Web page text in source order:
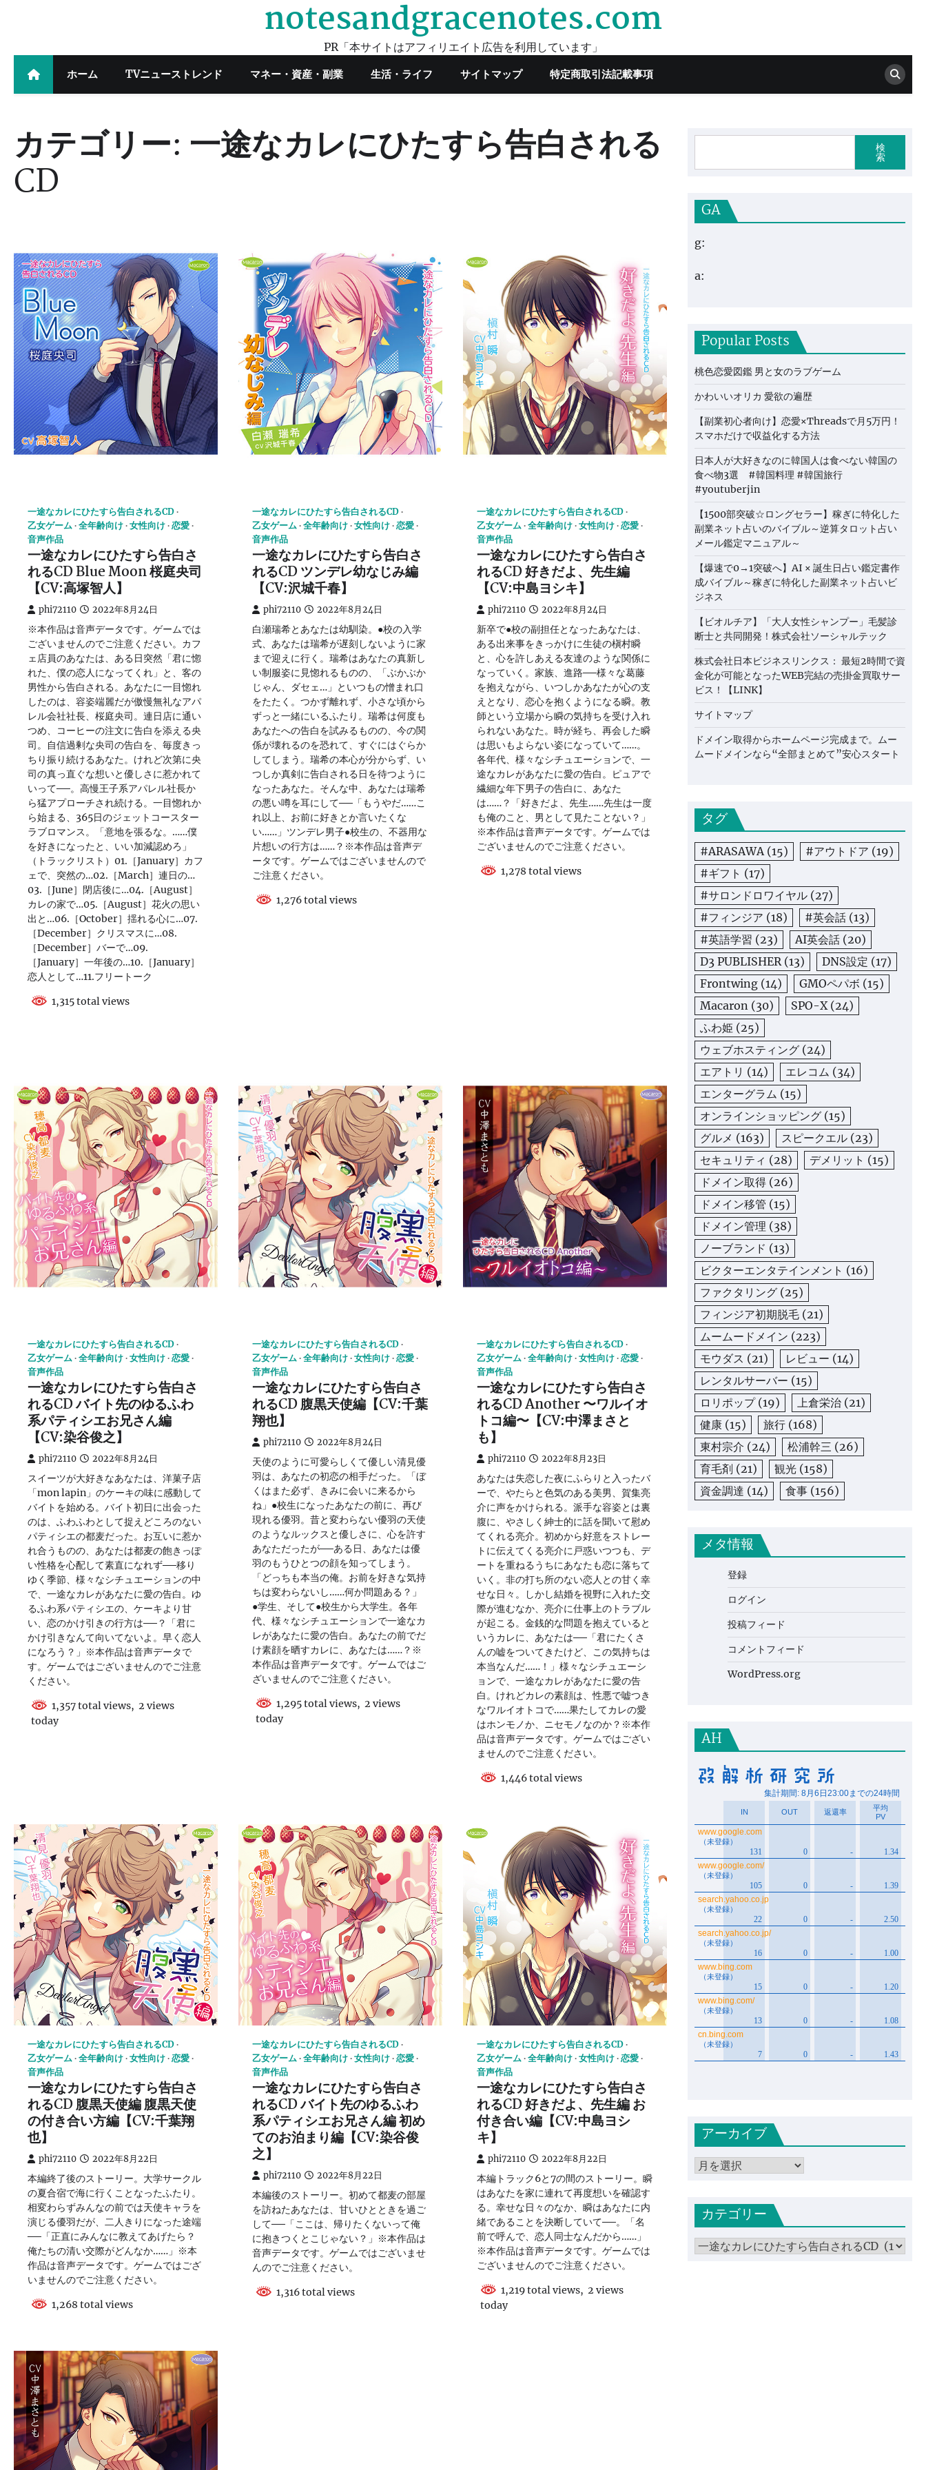
notesandgracenotes.com
PR「本サイトはアフィリエイト広告を利用しています」
ホーム TVニューストレンド マネー・資産・副業 生活・ライフ サイトマップ 特定商取引法記載事項
カテゴリー: 一途なカレにひたすら告白される
CD
一途なカレにひたすら告白されるCD
乙女ゲーム 全年齢向け 女性向け 恋愛
音声作品
一途なカレにひたすら告白さ
れるCD Blue Moon 桜庭央司
【CV:高塚智人】
phi72110 2022年8月24日
※本作品は音声データです。ゲームでは
ございませんのでご注意ください。カフ
ェ店員のあなたは、ある日突然「君に惚
れた、僕の恋人になってくれ」と、客の
男性から告白される。あなたに一目惚れ
したのは、容姿端麗だが傲慢無礼なアパ
レル会社社長、桜庭央司。連日店に通い
つめ、コーヒーの注文に告白を添える央
司。自信過剰な央司の告白を、毎度きっ
ちり振り続けるあなた。けれど次第に央
司の真っ直ぐな想いと優しさに惹かれて
いって──。高慢王子系アパレル社長か
ら猛アプローチされ続ける。一目惚れか
ら始まる、365日のジェットコースター
ラブロマンス。「意地を張るな。……僕
を好きになったと、いい加減認めろ」
（トラックリスト）01.［January］カフ
ェで、突然の…02.［March］連日の…
03.［June］閉店後に…04.［August］
カレの家で…05.［August］花火の思い
出と…06.［October］揺れる心に…07.
［December］クリスマスに…08.
［December］バーで…09.
［January］一年後の…10.［January］
恋人として…11.フリートーク
1,315 total views
一途なカレにひたすら告白されるCD
乙女ゲーム 全年齢向け 女性向け 恋愛
音声作品
一途なカレにひたすら告白さ
れるCD ツンデレ幼なじみ編
【CV:沢城千春】
phi72110 2022年8月24日
白瀬瑞希とあなたは幼馴染。●校の入学
式、あなたは瑞希が遅刻しないように家
まで迎えに行く。瑞希はあなたの真新し
い制服姿に見惚れるものの、「ぶかぶか
じゃん、ダセェ…」といつもの憎まれ口
をたたく。つかず離れず、小さな頃から
ずっと一緒にいるふたり。瑞希は何度も
あなたへの告白を試みるものの、今の関
係が壊れるのを恐れて、すぐにはぐらか
してしまう。瑞希の本心が分からず、い
つしか真剣に告白される日を待つように
なったあなた。そんな中、あなたは瑞希
の悪い噂を耳にして──「もうやだ……こ
れ以上、お前に好きとか言いたくな
い……」ツンデレ男子●校生の、不器用な
片想いの行方は……？※本作品は音声デ
ータです。ゲームではございませんので
ご注意ください。
1,276 total views
一途なカレにひたすら告白されるCD
乙女ゲーム 全年齢向け 女性向け 恋愛
音声作品
一途なカレにひたすら告白さ
れるCD 好きだよ、先生編
【CV:中島ヨシキ】
phi72110 2022年8月24日
新卒で●校の副担任となったあなたは、
ある出来事をきっかけに生徒の槇村瞬
と、心を許しあえる友達のような関係に
なっていく。家族、進路──様々な葛藤
を抱えながら、いつしかあなたが心の支
えとなり、恋心を抱くようになる瞬。教
師という立場から瞬の気持ちを受け入れ
られないあなた。時が経ち、再会した瞬
は思いもよらない姿になっていて……。
各年代、様々なシチュエーションで、一
途なカレがあなたに愛の告白。ピュアで
繊細な年下男子の告白に、あなた
は……？「好きだよ、先生……先生は一度
も俺のこと、男として見たことない？」
※本作品は音声データです。ゲームでは
ございませんのでご注意ください。
1,278 total views
一途なカレにひたすら告白されるCD
乙女ゲーム 全年齢向け 女性向け 恋愛
音声作品
一途なカレにひたすら告白さ
れるCD バイト先のゆるふわ
系パティシエお兄さん編
【CV:染谷俊之】
phi72110 2022年8月24日
スイーツが大好きなあなたは、洋菓子店
「mon lapin」のケーキの味に感動して
バイトを始める。バイト初日に出会った
のは、ふわふわとして捉えどころのない
パティシエの都麦だった。お互いに惹か
れ合うものの、あなたは都麦の飽きっぽ
い性格を心配して素直になれず──移り
ゆく季節、様々なシチュエーションの中
で、一途なカレがあなたに愛の告白。ゆ
るふわ系パティシエの、ケーキより甘
い、恋のかけ引きの行方は──？「君に
かけ引きなんて向いてないよ。早く恋人
になろう？」※本作品は音声データで
す。ゲームではございませんのでご注意
ください。
1,357 total views, 2 views
today
一途なカレにひたすら告白されるCD
乙女ゲーム 全年齢向け 女性向け 恋愛
音声作品
一途なカレにひたすら告白さ
れるCD 腹黒天使編【CV:千葉
翔也】
phi72110 2022年8月24日
天使のように可愛らしくて優しい清見優
羽は、あなたの初恋の相手だった。「ぼ
くはまた必ず、きみに会いに来るから
ね」●校生になったあなたの前に、再び
現れる優羽。昔と変わらない優羽の天使
のようなルックスと優しさに、心を許す
あなただったが──ある日、あなたは優
羽のもうひとつの顔を知ってしまう。
「どっちも本当の俺。お前を好きな気持
ちは変わらないし……何か問題ある？」
●学生、そして●校生から大学生。各年
代、様々なシチュエーションで一途なカ
レがあなたに愛の告白。あなたの前でだ
け素顔を晒すカレに、あなたは……？※
本作品は音声データです。ゲームではご
ざいませんのでご注意ください。
1,295 total views, 2 views
today
一途なカレにひたすら告白されるCD
乙女ゲーム 全年齢向け 女性向け 恋愛
音声作品
一途なカレにひたすら告白さ
れるCD Another 〜ワルイオ
トコ編〜【CV:中澤まさと
も】
phi72110 2022年8月23日
あなたは失恋した夜にふらりと入ったバ
ーで、やたらと色気のある美男、賀集亮
介に声をかけられる。派手な容姿とは裏
腹に、やさしく紳士的に話を聞いて慰め
てくれる亮介。初めから好意をストレー
トに伝えてくる亮介に戸惑いつつも、デ
ートを重ねるうちにあなたも恋に落ちて
いく。非の打ち所のない恋人との甘く幸
せな日々。しかし結婚を視野に入れた交
際が進むなか、亮介に仕事上のトラブル
が起こる。金銭的な問題を抱えていると
いうカレに、あなたは──「君にたくさ
んの嘘をついてきたけど、この気持ちは
本当なんだ……！」様々なシチュエーシ
ョンで、一途なカレがあなたに愛の告
白。けれどカレの素顔は、性悪で嘘つき
なワルイオトコで……果たしてカレの愛
はホンモノか、ニセモノなのか？※本作
品は音声データです。ゲームではござい
ませんのでご注意ください。
1,446 total views
一途なカレにひたすら告白されるCD
乙女ゲーム 全年齢向け 女性向け 恋愛
音声作品
一途なカレにひたすら告白さ
れるCD 腹黒天使編 腹黒天使
の付き合い方編【CV:千葉翔
也】
phi72110 2022年8月22日
本編終了後のストーリー。大学サークル
の夏合宿で海に行くことなったふたり。
相変わらずみんなの前では天使キャラを
演じる優羽だが、二人きりになった途端
──「正直にみんなに教えてあげたら？
俺たちの清い交際がどんなか……」※本
作品は音声データです。ゲームではござ
いませんのでご注意ください。
1,268 total views
一途なカレにひたすら告白されるCD
乙女ゲーム 全年齢向け 女性向け 恋愛
音声作品
一途なカレにひたすら告白さ
れるCD バイト先のゆるふわ
系パティシエお兄さん編 初め
てのお泊まり編【CV:染谷俊
之】
phi72110 2022年8月22日
本編後のストーリー。初めて都麦の部屋
を訪ねたあなたは、甘いひとときを過ご
して──「ここは、帰りたくないって俺
に抱きつくとこじゃない？」※本作品は
音声データです。ゲームではございませ
んのでご注意ください。
1,316 total views
一途なカレにひたすら告白されるCD
乙女ゲーム 全年齢向け 女性向け 恋愛
音声作品
一途なカレにひたすら告白さ
れるCD 好きだよ、先生編 お
付き合い編【CV:中島ヨシ
キ】
phi72110 2022年8月22日
本編トラック6と7の間のストーリー。瞬
はあなたを家に連れて再度想いを確認す
る。幸せな日々のなか、瞬はあなたに内
緒であることを決断していて──。「名
前で呼んで、恋人同士なんだから……」
※本作品は音声データです。ゲームでは
ございませんのでご注意ください。
1,219 total views, 2 views
today
検
索
GA
g:
a:
Popular Posts
桃色恋愛図鑑 男と女のラブゲーム
かわいいオリカ 愛欲の遍歴
【副業初心者向け】恋愛×Threadsで月5万円！
スマホだけで収益化する方法
日本人が大好きなのに韓国人は食べない韓国の
食べ物3選 #韓国料理 #韓国旅行
#youtuberjin
【1500部突破☆ロングセラー】稼ぎに特化した
副業ネット占いのバイブル～逆算タロット占い
メール鑑定マニュアル～
【爆速で0→1突破へ】AI × 誕生日占い鑑定書作
成バイブル～稼ぎに特化した副業ネット占いビ
ジネス
【ビオルチア】「大人女性シャンプー」毛髪診
断士と共同開発！株式会社ソーシャルテック
株式会社日本ビジネスリンクス： 最短2時間で資
金化が可能となったWEB完結の売掛金買取サー
ビス！【LINK】
サイトマップ
ドメイン取得からホームページ完成まで。ムー
ムードメインなら“全部まとめて”安心スタート
タグ
#ARASAWA(15) #アウトドア (19)
#ギフト (17)
#サロンドロワイヤル (27)
#フィンジア (18) #英会話 (13)
#英語学習 (23) AI英会話 (20)
D3 PUBLISHER(13) DNS設定 (17)
Frontwing (14) GMOペパボ (15)
Macaron (30) SPO-X(24)
ふわ姫 (25)
ウェブホスティング (24)
エアトリ (14) エレコム (34)
エンターグラム (15)
オンラインショッピング (15)
グルメ (163) スピークエル (23)
セキュリティ (28) デメリット (15)
ドメイン取得 (26)
ドメイン移管 (15)
ドメイン管理 (38)
ノーブランド (13)
ビクターエンタテインメント (16)
ファクタリング (25)
フィンジア初期脱毛 (21)
ムームードメイン (223)
モウダス (21) レビュー (14)
レンタルサーバー (15)
ロリポップ(19) 上倉栄治 (21)
健康 (15) 旅行 (168)
東村宗介 (24) 松浦幹三 (26)
育毛剤 (21) 観光 (158)
資金調達 (14) 食事 (156)
メタ情報
登録
ログイン
投稿フィード
コメントフィード
WordPress.org
AH
アーカイブ
ア
イ
ブ
カテゴリー
カ